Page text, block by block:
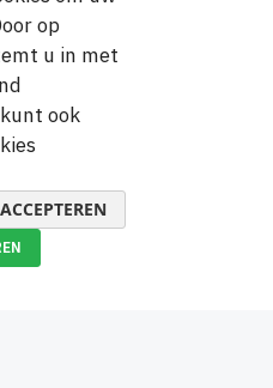
op
u in met
ook